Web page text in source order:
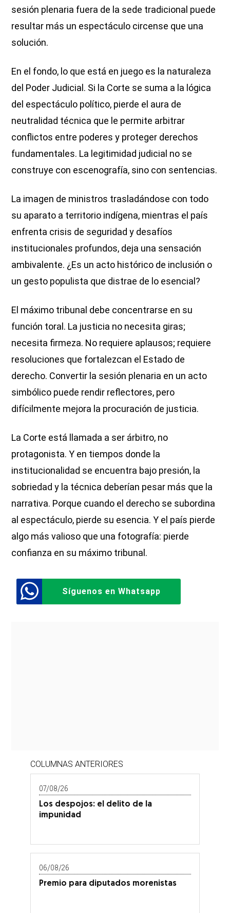
sesión plenaria fuera de la sede tradicional puede
resultar más un espectáculo circense que una
solución.
En el fondo, lo que está en juego es la naturaleza
del Poder Judicial. Si la Corte se suma a la lógica
del espectáculo político, pierde el aura de
neutralidad técnica que le permite arbitrar
conflictos entre poderes y proteger derechos
fundamentales. La legitimidad judicial no se
construye con escenografía, sino con sentencias.
La imagen de ministros trasladándose con todo
su aparato a territorio indígena, mientras el país
enfrenta crisis de seguridad y desafíos
institucionales profundos, deja una sensación
ambivalente. ¿Es un acto histórico de inclusión o
un gesto populista que distrae de lo esencial?
El máximo tribunal debe concentrarse en su
función toral. La justicia no necesita giras;
necesita firmeza. No requiere aplausos; requiere
resoluciones que fortalezcan el Estado de
derecho. Convertir la sesión plenaria en un acto
simbólico puede rendir reflectores, pero
difícilmente mejora la procuración de justicia.
La Corte está llamada a ser árbitro, no
protagonista. Y en tiempos donde la
institucionalidad se encuentra bajo presión, la
sobriedad y la técnica deberían pesar más que la
narrativa. Porque cuando el derecho se subordina
al espectáculo, pierde su esencia. Y el país pierde
algo más valioso que una fotografía: pierde
confianza en su máximo tribunal.
Síguenos en Whatsapp
COLUMNAS ANTERIORES
07/08/26
Los despojos: el delito de la
impunidad
06/08/26
Premio para diputados morenistas